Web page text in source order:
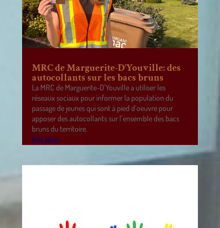
MRC de Marguerite-D’Youville: des
autocollants sur les bacs bruns
La MRC de Marguerite-D’Youville a utiliser les
réseaux sociaux pour informer la population du
passage de jeunes qui sont à pied d’oeuvre pour
apposer des autocollants sur l’ensemble des bacs
bruns du territoire.
lire plus